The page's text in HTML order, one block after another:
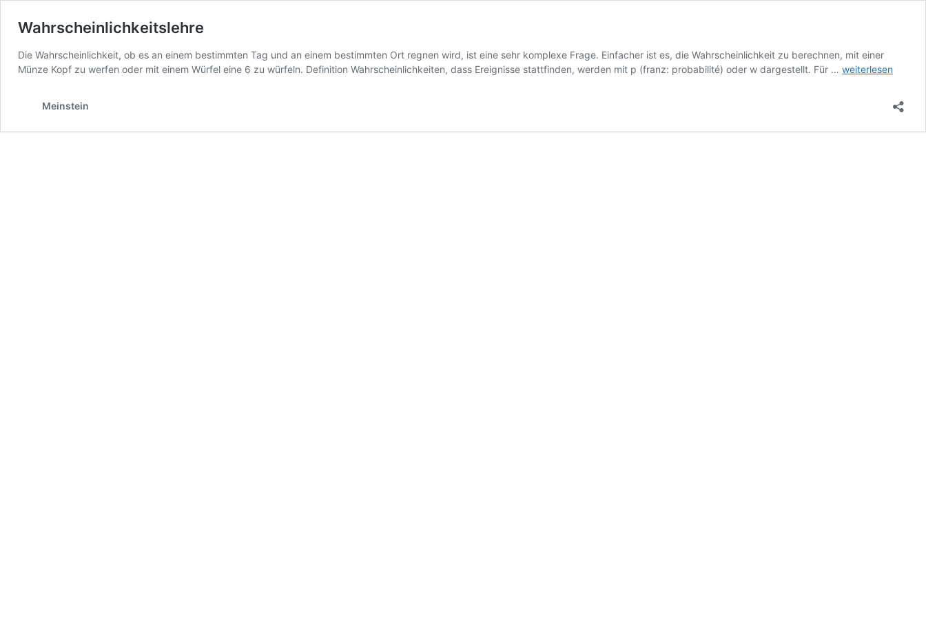
Wahrscheinlichkeitslehre
Die Wahrscheinlichkeit, ob es an einem bestimmten Tag und an einem bestimmten Ort regnen wird, ist eine sehr komplexe Frage. Einfacher ist es, die Wahrscheinlichkeit zu berechnen, mit einer
Münze Kopf zu werfen oder mit einem Würfel eine 6 zu würfeln. Definition Wahrscheinlichkeiten, dass Ereignisse stattfinden, werden mit p (franz: probabilité) oder w dargestellt. Für … weiterlesen
Meinstein